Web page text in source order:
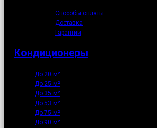
Способы оплаты
Доставка
Гарантии
Кондиционеры
До 20 м²
До 25 м²
До 35 м²
До 53 м²
До 75 м²
До 90 м²